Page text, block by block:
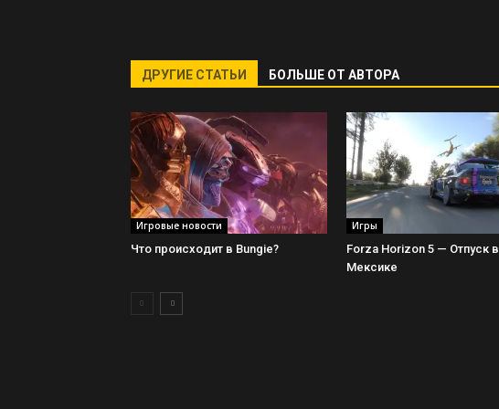
ДРУГИЕ СТАТЬИ БОЛЬШЕ ОТ АВТОРА
Игровые новости
Что происходит в Bungie?
Игры
Forza Horizon 5 — Отпуск в
Мексике